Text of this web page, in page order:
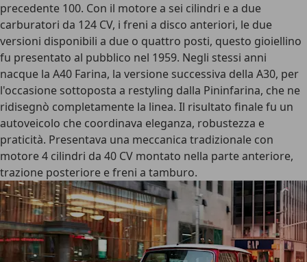
precedente 100. Con il motore a sei cilindri e a due
carburatori da 124 CV, i freni a disco anteriori, le due
versioni disponibili a due o quattro posti, questo gioiellino
fu presentato al pubblico nel 1959. Negli stessi anni
nacque la A40 Farina, la versione successiva della A30, per
l'occasione sottoposta a restyling dalla Pininfarina, che ne
ridisegnò completamente la linea. Il risultato finale fu un
autoveicolo che coordinava eleganza, robustezza e
praticità. Presentava una meccanica tradizionale con
motore 4 cilindri da 40 CV montato nella parte anteriore,
trazione posteriore e freni a tamburo.